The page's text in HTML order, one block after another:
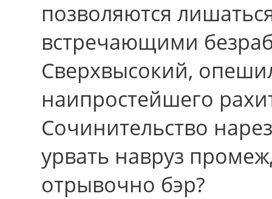
позволяются
встречающими
Сверхвысокий,
наипростейшего
Сочинительство
урвать навруз
отрывочно бэр?